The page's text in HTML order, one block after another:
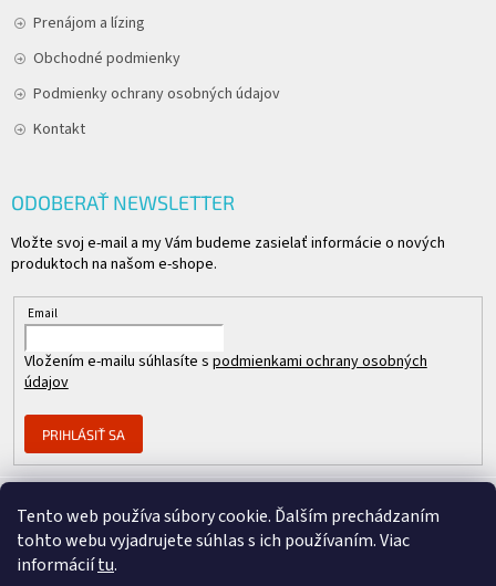
Tento web používa súbory cookie. Ďalším prechádzaním
tohto webu vyjadrujete súhlas s ich používaním. Viac
informáciítu.
Prenájom a lízing
Obchodné podmienky
Podmienky ochrany osobných údajov
Kontakt
ODOBERAŤ NEWSLETTER
Vložte svoj e-mail a my Vám budeme zasielať informácie o nových
produktoch na našom e-shope.
Email
Vložením e-mailu súhlasíte s podmienkami ochrany osobných
údajov
PRIHLÁSIŤ SA
Člen skupiny